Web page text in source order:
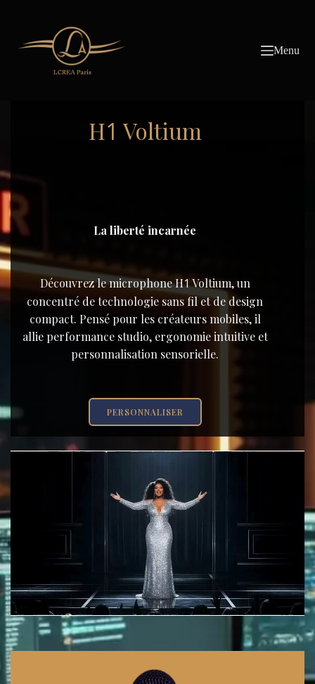
Menu
H1 Voltium
La liberté incarnée
Découvrez le microphone H1Voltium, un
concentré de technologie sans fil et de design
compact. Pensé pour les créateurs mobiles, il
allie performance studio, ergonomie intuitive et
personnalisation sensorielle.
PERSONNALISER